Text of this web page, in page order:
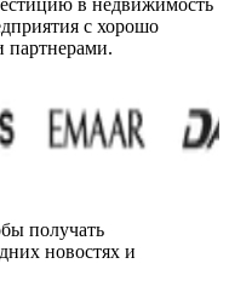
с хорошо
партнерами.
получать
новостях и